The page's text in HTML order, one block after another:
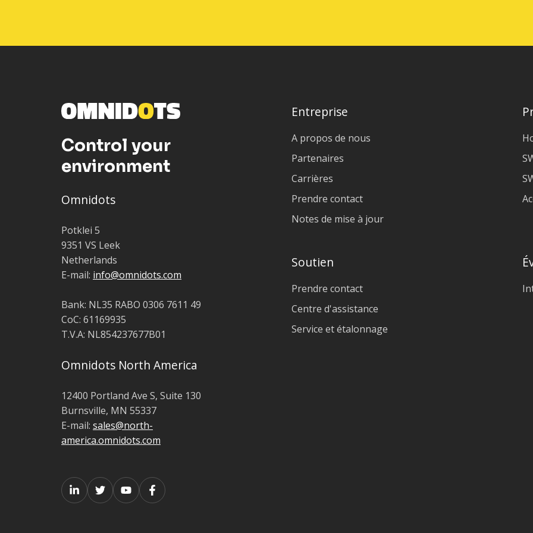
Control your
environment
Omnidots
Potklei 5
9351 VS Leek
Netherlands
E-mail: info@omnidots.com
Bank: NL35 RABO 0306 7611 49
CoC: 61169935
T.V.A: NL854237677B01
Omnidots North America
12400 Portland Ave S, Suite 130
Burnsville, MN 55337
E-mail: sales@north-
america.omnidots.com
Entreprise
A propos de nous
Partenaires
Carrières
Prendre contact
Notes de mise à jour
Soutien
Prendre contact
Centre d'assistance
Service et étalonnage